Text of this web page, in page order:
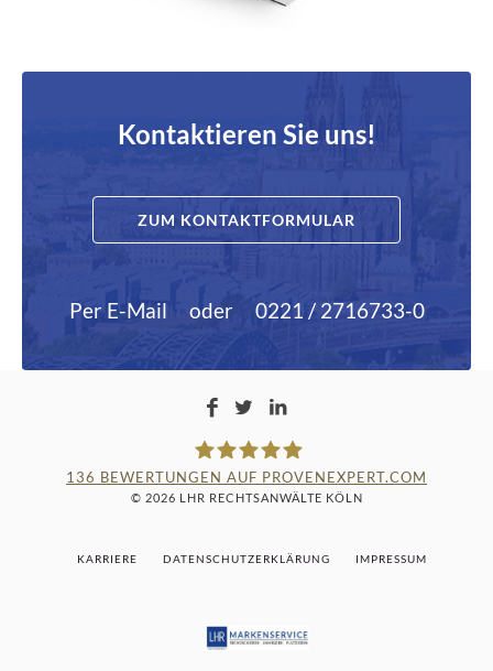
Kontaktieren Sie uns!
ZUM KONTAKTFORMULAR
Per E-Mail oder 0221 / 2716733-0
136 BEWERTUNGEN AUF PROVENEXPERT.COM
© 2026 LHR RECHTSANWÄLTE KÖLN
KARRIERE DATENSCHUTZERKLÄRUNG IMPRESSUM